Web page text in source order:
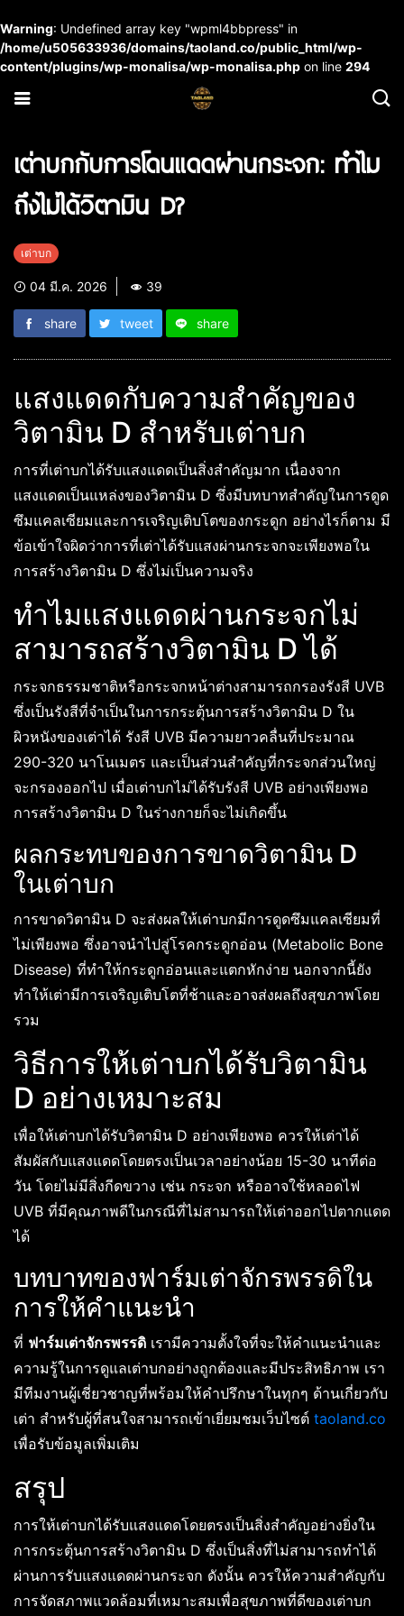
Warning: Undefined array key "wpml4bbpress" in
/home/u505633936/domains/taoland.co/public_html/wp-
content/plugins/wp-monalisa/wp-monalisa.php on line 294
เต่าบกกับการโดนแดดผ่านกระจก: ทำไม
ถึงไม่ได้วิตามิน D?
เต่าบก
04 มี.ค. 2026 39
share tweet share
แสงแดดกับความสำคัญของ
วิตามิน D สำหรับเต่าบก
การที่เต่าบกได้รับแสงแดดเป็นสิ่งสำคัญมาก เนื่องจาก
แสงแดดเป็นแหล่งของวิตามิน D ซึ่งมีบทบาทสำคัญในการดูด
ซึมแคลเซียมและการเจริญเติบโตของกระดูก อย่างไรก็ตาม มี
ข้อเข้าใจผิดว่าการที่เต่าได้รับแสงผ่านกระจกจะเพียงพอใน
การสร้างวิตามิน D ซึ่งไม่เป็นความจริง
ทำไมแสงแดดผ่านกระจกไม่
สามารถสร้างวิตามิน D ได้
กระจกธรรมชาติหรือกระจกหน้าต่างสามารถกรองรังสี UVB
ซึ่งเป็นรังสีที่จำเป็นในการกระตุ้นการสร้างวิตามิน D ใน
ผิวหนังของเต่าได้ รังสี UVB มีความยาวคลื่นที่ประมาณ
290-320 นาโนเมตร และเป็นส่วนสำคัญที่กระจกส่วนใหญ่
จะกรองออกไป เมื่อเต่าบกไม่ได้รับรังสี UVB อย่างเพียงพอ
การสร้างวิตามิน D ในร่างกายก็จะไม่เกิดขึ้น
ผลกระทบของการขาดวิตามิน D
ในเต่าบก
การขาดวิตามิน D จะส่งผลให้เต่าบกมีการดูดซึมแคลเซียมที่
ไม่เพียงพอ ซึ่งอาจนำไปสู่โรคกระดูกอ่อน (Metabolic Bone
Disease) ที่ทำให้กระดูกอ่อนและแตกหักง่าย นอกจากนี้ยัง
ทำให้เต่ามีการเจริญเติบโตที่ช้าและอาจส่งผลถึงสุขภาพโดย
รวม
วิธีการให้เต่าบกได้รับวิตามิน
D อย่างเหมาะสม
เพื่อให้เต่าบกได้รับวิตามิน D อย่างเพียงพอ ควรให้เต่าได้
สัมผัสกับแสงแดดโดยตรงเป็นเวลาอย่างน้อย 15-30 นาทีต่อ
วัน โดยไม่มีสิ่งกีดขวาง เช่น กระจก หรืออาจใช้หลอดไฟ
UVB ที่มีคุณภาพดีในกรณีที่ไม่สามารถให้เต่าออกไปตากแดด
ได้
บทบาทของฟาร์มเต่าจักรพรรดิใน
การให้คำแนะนำ
ที่ ฟาร์มเต่าจักรพรรดิ เรามีความตั้งใจที่จะให้คำแนะนำและ
ความรู้ในการดูแลเต่าบกอย่างถูกต้องและมีประสิทธิภาพ เรา
มีทีมงานผู้เชี่ยวชาญที่พร้อมให้คำปรึกษาในทุกๆ ด้านเกี่ยวกับ
เต่า สำหรับผู้ที่สนใจสามารถเข้าเยี่ยมชมเว็บไซต์ taoland.co
เพื่อรับข้อมูลเพิ่มเติม
สรุป
การให้เต่าบกได้รับแสงแดดโดยตรงเป็นสิ่งสำคัญอย่างยิ่งใน
การกระตุ้นการสร้างวิตามิน D ซึ่งเป็นสิ่งที่ไม่สามารถทำได้
ผ่านการรับแสงแดดผ่านกระจก ดังนั้น ควรให้ความสำคัญกับ
การจัดสภาพแวดล้อมที่เหมาะสมเพื่อสุขภาพที่ดีของเต่าบก